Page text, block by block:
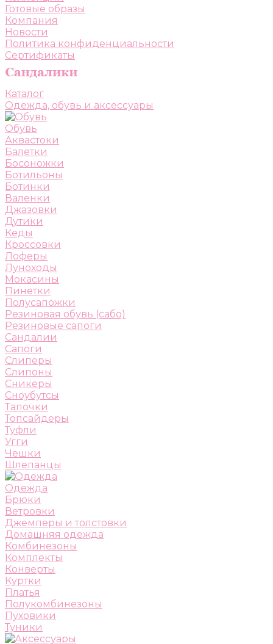
Готовые образы
Компания
Новости
Политика конфиденциальности
Сертификаты
Каталог
Одежда, обувь и аксессуары
Обувь
Аквастоки
Балетки
Босоножки
Ботильоны
Ботинки
Валенки
Джазовки
Дутики
Кеды
Кроссовки
Лоферы
Луноходы
Мокасины
Пинетки
Полусапожки
Резиновая обувь (сабо)
Резиновые сапоги
Сандалии
Сапоги
Слиперы
Слипоны
Сникеры
Сноубутсы
Тапочки
Топсайдеры
Туфли
Угги
Чешки
Шлепанцы
Одежда
Брюки
Ветровки
Джемперы и толстовки
Домашняя одежда
Комбинезоны
Комплекты
Конверты
Куртки
Платья
Полукомбинезоны
Пуховики
Туники